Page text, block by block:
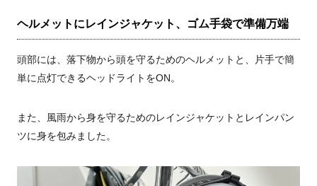
ヘルメットにレインジャケット、ゴム手袋で準備万端
頭部には、落下物から頭を守るためのヘルメットと、片手で簡
単に点灯できるヘッドライトをON。
また、風雨から身を守るためのレインジャケットとレインパン
ツに身を包みました。